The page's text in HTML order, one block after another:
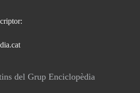
del Grup Enciclopèdia